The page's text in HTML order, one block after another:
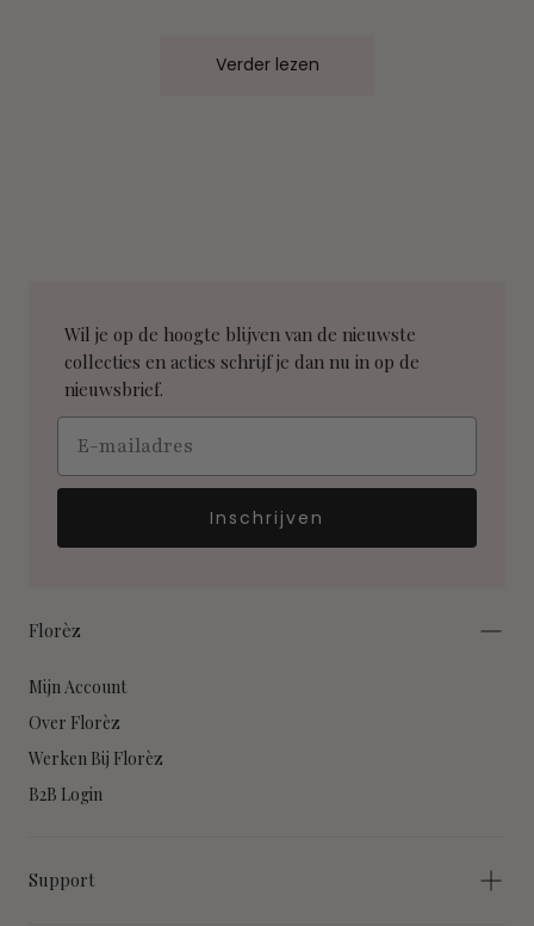
Verder lezen
Wil je op de hoogte blijven van de nieuwste
collecties en acties schrijf je dan nu in op de
nieuwsbrief.
Inschrijven
Florèz
Mijn Account
Over Florèz
Werken Bij Florèz
B2B Login
Support